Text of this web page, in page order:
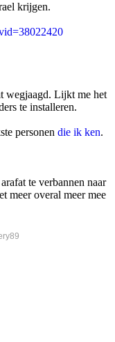
krijgen.
wegjaagd. Lijkt me het
te installeren.
personen die ik ken.
te verbannen naar
meer overal meer mee